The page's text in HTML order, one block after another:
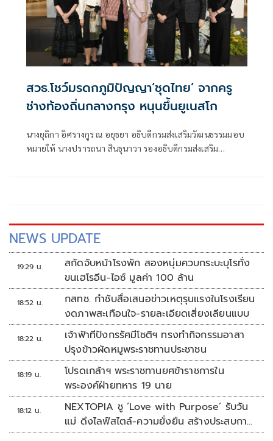
สวธ.โชว์มรดกภูมิปัญญา‘ชุดไทย’ จากครู
ช่างท้องถิ่นกลางกรุง หนุนขึ้นยูเนสโก
นางยุถิกา อิศรางกูร ณ อยุธยา อธิบดีกรมส่งเสริมวัฒนธรรมมอบ
หมายให้ นางปรารถนา สินธุนาวา รองอธิบดีกรมส่งเสริม
NEWS UPDATE
19:29 น.
สกัดจับหน้าโรงพัก สองหนุ่มควบกระบะบุโรทั่ง
ขนเฮโรอีน-ไอซ์ มูลค่า 100 ล้าน
18:52 น.
กสทช. กำชับสื่อเสนอข่าวเหตุรุนแรงในโรงเรียน
งดภาพสะเทือนใจ-รายละเอียดเสี่ยงเลียนแบบ
18:22 น.
เจ้าฟ้าทีปังกรรัศมีโชติฯ ทรงทำกิจกรรมอาสา
ปรุงข้าวผัดหมูพระราชทานประชาชน
18:19 น.
โปรดเกล้าฯ พระราชทานยศข้าราชการใน
พระองค์ฝ่ายทหาร 19 นาย
18:12 น.
NEXTOPIA ชู ‘Love with Purpose’ รับวัน
แม่ ดึงไลฟ์สไตล์-ความยั่งยืน สร้างประสบกา
รณ์ช้อปปิงมีความหมาย